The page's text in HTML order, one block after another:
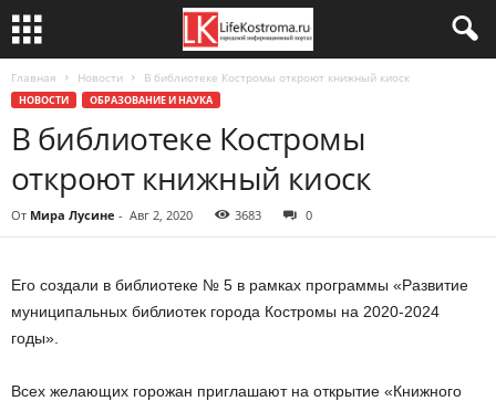
Главная Новости В библиотеке Костромы откроют книжный киоск
НОВОСТИ ОБРАЗОВАНИЕ И НАУКА
В библиотеке Костромы
откроют книжный киоск
От Мира Лусине - Авг 2, 2020 3683 0
Его создали в библиотеке № 5 в рамках программы «Развитие
муниципальных библиотек города Костромы на 2020-2024
годы».
Всех желающих горожан приглашают на открытие «Книжного